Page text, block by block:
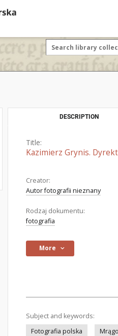
DESCRIPTION
Title:
Kazimierz Grynis.
Creator:
Autor fotografii nieznany
Rodzaj dokumentu:
fotografia
More
Subject and keywords:
Fotografia polska